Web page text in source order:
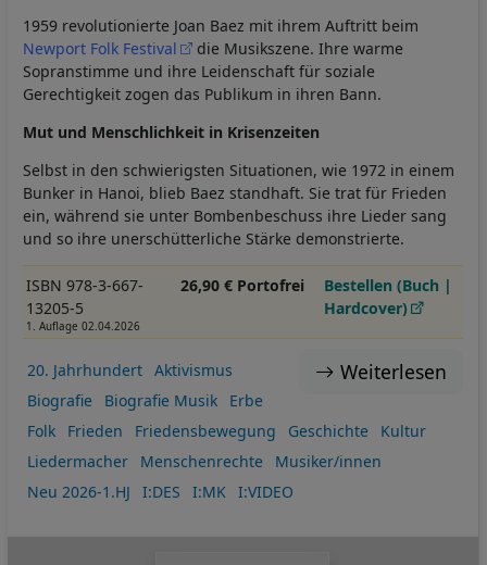
1959 revolutionierte Joan Baez mit ihrem Auftritt beim
Newport Folk Festival
die Musikszene. Ihre warme
Sopranstimme und ihre Leidenschaft für soziale
Gerechtigkeit zogen das Publikum in ihren Bann.
Mut und Menschlichkeit in Krisenzeiten
Selbst in den schwierigsten Situationen, wie 1972 in einem
Bunker in Hanoi, blieb Baez standhaft. Sie trat für Frieden
ein, während sie unter Bombenbeschuss ihre Lieder sang
und so ihre unerschütterliche Stärke demonstrierte.
ISBN 978-3-667-
13205-5
1. Auflage 02.04.2026
26,90 € Portofrei
Bestellen (Buch |
Hardcover)
Weiterlesen
20. Jahrhundert
Aktivismus
Biografie
Biografie Musik
Erbe
Folk
Frieden Friedensbewegung Geschichte
Kultur
Liedermacher
Menschenrechte
Musiker/innen
Neu 2026-1.HJ
I:DES I:MK I:VIDEO